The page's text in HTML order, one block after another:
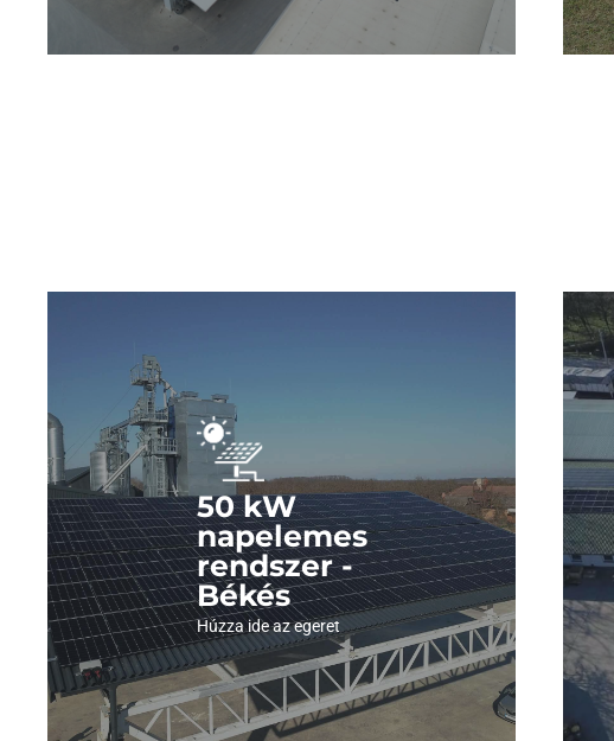
50 kW
napelemes
rendszer -
Békés
Húzza ide az egeret
Nézze meg a
képeinket !
Kattintson és nézze meg , milyen szép látvány
felülről egy ilyen erőmű.
Megnézem a képeket